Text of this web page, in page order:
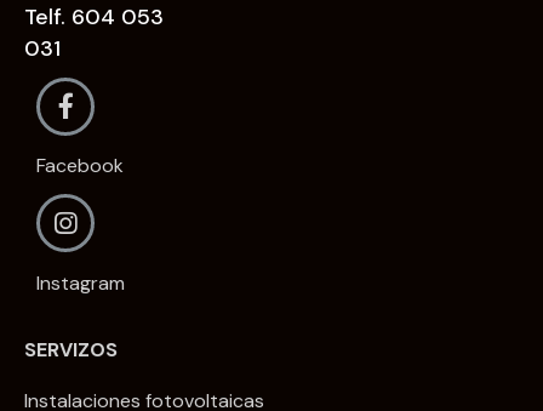
Telf. 604 053
031
Facebook
Instagram
SERVIZOS
Instalaciones fotovoltaicas